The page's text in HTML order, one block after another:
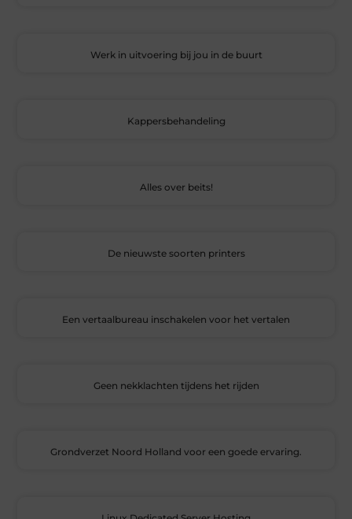
Werk in uitvoering bij jou in de buurt
Kappersbehandeling
Alles over beits!
De nieuwste soorten printers
Een vertaalbureau inschakelen voor het vertalen
Geen nekklachten tijdens het rijden
Grondverzet Noord Holland voor een goede ervaring.